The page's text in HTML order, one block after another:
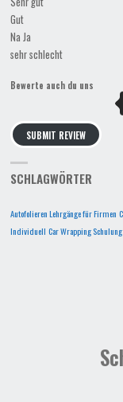
Gut
Na Ja
sehr schlecht
Bewerte auch du uns
SUBMIT REVIEW
SCHLAGWÖRTER
Autofolieren Lehrgänge für Firmen
Individuell Car Wrapping Schulung